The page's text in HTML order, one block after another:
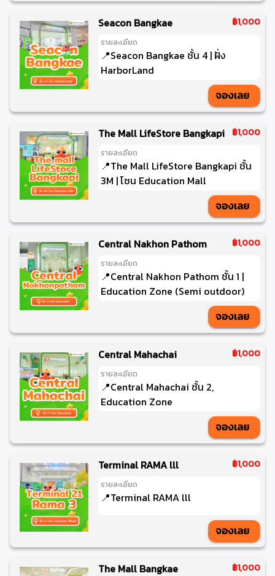
Seacon Bangkae ฿1,000
รายละเอียด
📍Seacon Bangkae ชั้น 4 | ฝั่ง
HarborLand
จองเลย
The Mall LifeStore Bangkapi ฿1,000
รายละเอียด
📍The Mall LifeStore Bangkapi ชั้น
3M | โซน Education Mall
จองเลย
Central Nakhon Pathom ฿1,000
รายละเอียด
📍Central Nakhon Pathom ชั้น 1 |
Education Zone (Semi outdoor)
จองเลย
Central Mahachai ฿1,000
รายละเอียด
📍Central Mahachai ชั้น 2,
Education Zone
จองเลย
Terminal RAMA lll ฿1,000
รายละเอียด
📍Terminal RAMA lll
จองเลย
The Mall Bangkae ฿1,000